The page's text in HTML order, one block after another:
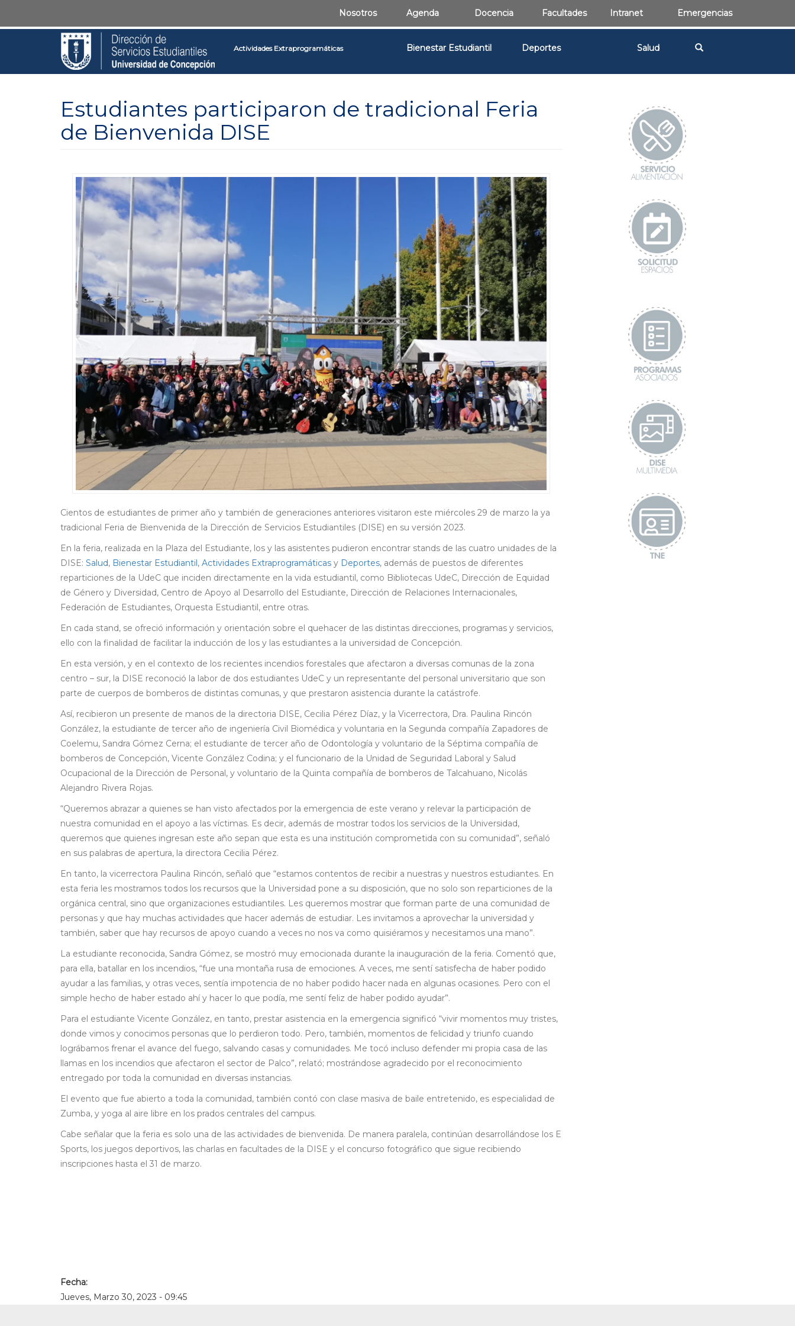
Nosotros Agenda Docencia Facultades Intranet Emergencias
Actividades Extraprogramáticas Bienestar Estudiantil Deportes Salud
Estudiantes participaron de tradicional Feria
de Bienvenida DISE
Cientos de estudiantes de primer año y también de generaciones anteriores visitaron este miércoles 29 de marzo la ya
tradicional Feria de Bienvenida de la Dirección de Servicios Estudiantiles (DISE) en su versión 2023.
En la feria, realizada en la Plaza del Estudiante, los y las asistentes pudieron encontrar stands de las cuatro unidades de la
DISE: Salud, Bienestar Estudiantil , Actividades Extraprogramáticas y Deportes, además de puestos de diferentes
reparticiones de la UdeC que inciden directamente en la vida estudiantil, como Bibliotecas UdeC, Dirección de Equidad
de Género y Diversidad, Centro de Apoyo al Desarrollo del Estudiante, Dirección de Relaciones Internacionales,
Federación de Estudiantes, Orquesta Estudiantil, entre otras.
En cada stand, se ofreció información y orientación sobre el quehacer de las distintas direcciones, programas y servicios,
ello con la finalidad de facilitar la inducción de los y las estudiantes a la universidad de Concepción.
En esta versión, y en el contexto de los recientes incendios forestales que afectaron a diversas comunas de la zona
centro – sur, la DISE reconoció la labor de dos estudiantes UdeC y un representante del personal universitario que son
parte de cuerpos de bomberos de distintas comunas, y que prestaron asistencia durante la catástrofe.
Así, recibieron un presente de manos de la directoria DISE, Cecilia Pérez Díaz, y la Vicerrectora, Dra. Paulina Rincón
González, la estudiante de tercer año de ingeniería Civil Biomédica y voluntaria en la Segunda compañía Zapadores de
Coelemu, Sandra Gómez Cerna; el estudiante de tercer año de Odontología y voluntario de la Séptima compañía de
bomberos de Concepción, Vicente González Codina; y el funcionario de la Unidad de Seguridad Laboral y Salud
Ocupacional de la Dirección de Personal, y voluntario de la Quinta compañía de bomberos de Talcahuano, Nicolás
Alejandro Rivera Rojas.
“Queremos abrazar a quienes se han visto afectados por la emergencia de este verano y relevar la participación de
nuestra comunidad en el apoyo a las víctimas. Es decir, además de mostrar todos los servicios de la Universidad,
queremos que quienes ingresan este año sepan que esta es una institución comprometida con su comunidad”, señaló
en sus palabras de apertura, la directora Cecilia Pérez.
En tanto, la vicerrectora Paulina Rincón, señaló que “estamos contentos de recibir a nuestras y nuestros estudiantes. En
esta feria les mostramos todos los recursos que la Universidad pone a su disposición, que no solo son reparticiones de la
orgánica central, sino que organizaciones estudiantiles. Les queremos mostrar que forman parte de una comunidad de
personas y que hay muchas actividades que hacer además de estudiar. Les invitamos a aprovechar la universidad y
también, saber que hay recursos de apoyo cuando a veces no nos va como quisiéramos y necesitamos una mano”.
La estudiante reconocida, Sandra Gómez, se mostró muy emocionada durante la inauguración de la feria. Comentó que,
para ella, batallar en los incendios, “fue una montaña rusa de emociones. A veces, me sentí satisfecha de haber podido
ayudar a las familias, y otras veces, sentía impotencia de no haber podido hacer nada en algunas ocasiones. Pero con el
simple hecho de haber estado ahí y hacer lo que podía, me sentí feliz de haber podido ayudar”.
Para el estudiante Vicente González, en tanto, prestar asistencia en la emergencia significó “vivir momentos muy tristes,
donde vimos y conocimos personas que lo perdieron todo. Pero, también, momentos de felicidad y triunfo cuando
lográbamos frenar el avance del fuego, salvando casas y comunidades. Me tocó incluso defender mi propia casa de las
llamas en los incendios que afectaron el sector de Palco”, relató; mostrándose agradecido por el reconocimiento
entregado por toda la comunidad en diversas instancias.
El evento que fue abierto a toda la comunidad, también contó con clase masiva de baile entretenido, es especialidad de
Zumba, y yoga al aire libre en los prados centrales del campus.
Cabe señalar que la feria es solo una de las actividades de bienvenida. De manera paralela, continúan desarrollándose los E
Sports, los juegos deportivos, las charlas en facultades de la DISE y el concurso fotográfico que sigue recibiendo
inscripciones hasta el 31 de marzo.
Fecha:
Jueves, Marzo 30, 2023 - 09:45